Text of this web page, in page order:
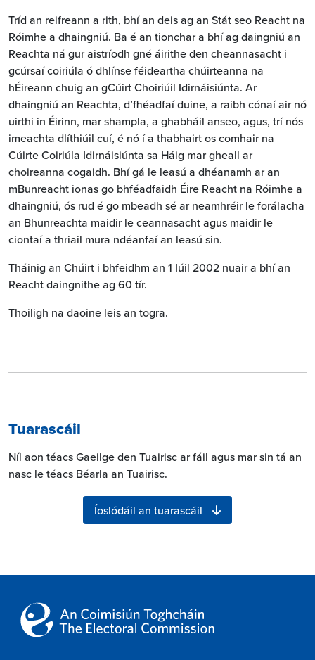
Tríd an reifreann a rith, bhí an deis ag an Stát seo Reacht na
Róimhe a dhaingniú. Ba é an tionchar a bhí ag daingniú an
Reachta ná gur aistríodh gné áirithe den cheannasacht i
gcúrsaí coiriúla ó dhlínse féideartha chúirteanna na
hÉireann chuig an gCúirt Choiriúil Idirnáisiúnta. Ar
dhaingniú an Reachta, d’fhéadfaí duine, a raibh cónaí air nó
uirthi in Éirinn, mar shampla, a ghabháil anseo, agus, trí nós
imeachta dlíthiúil cuí, é nó í a thabhairt os comhair na
Cúirte Coiriúla Idirnáisiúnta sa Háig mar gheall ar
choireanna cogaidh. Bhí gá le leasú a dhéanamh ar an
mBunreacht ionas go bhféadfaidh Éire Reacht na Róimhe a
dhaingniú, ós rud é go mbeadh sé ar neamhréir le forálacha
an Bhunreachta maidir le ceannasacht agus maidir le
ciontaí a thriail mura ndéanfaí an leasú sin.
Tháinig an Chúirt i bhfeidhm an 1 Iúil 2002 nuair a bhí an
Reacht daingnithe ag 60 tír.
Thoiligh na daoine leis an togra.
Tuarascáil
Níl aon téacs Gaeilge den Tuairisc ar fáil agus mar sin tá an
nasc le téacs Béarla an Tuairisc.
Íoslódáil an tuarascáil